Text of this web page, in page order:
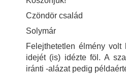
Czöndör család
Solymár
Felejthetetlen élmény
idejét (is) idézte föl. A
iránti -alázat pedig